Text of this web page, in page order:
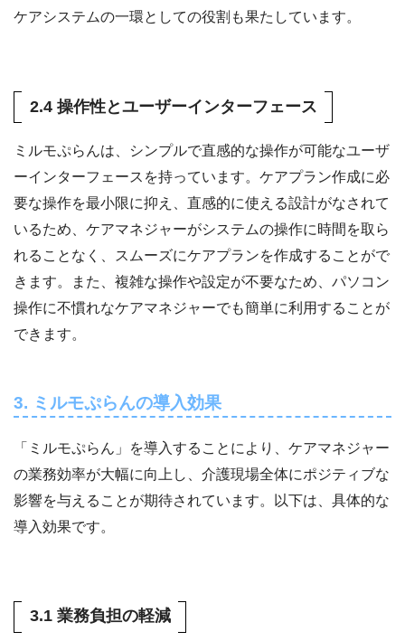
ケアシステムの一環としての役割も果たしています。
2.4 操作性とユーザーインターフェース
ミルモぷらんは、シンプルで直感的な操作が可能なユーザ
ーインターフェースを持っています。ケアプラン作成に必
要な操作を最小限に抑え、直感的に使える設計がなされて
いるため、ケアマネジャーがシステムの操作に時間を取ら
れることなく、スムーズにケアプランを作成することがで
きます。また、複雑な操作や設定が不要なため、パソコン
操作に不慣れなケアマネジャーでも簡単に利用することが
できます。
3. ミルモぷらんの導入効果
「ミルモぷらん」を導入することにより、ケアマネジャー
の業務効率が大幅に向上し、介護現場全体にポジティブな
影響を与えることが期待されています。以下は、具体的な
導入効果です。
3.1 業務負担の軽減